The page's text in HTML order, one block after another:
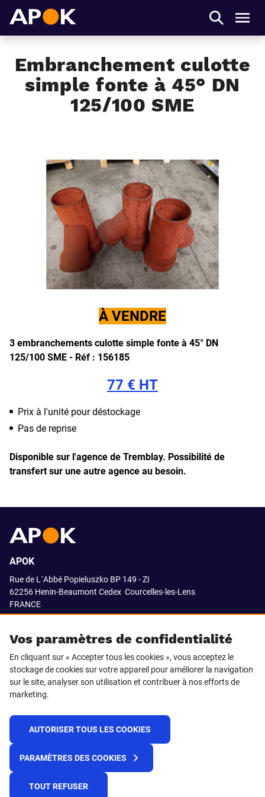
Embranchement culotte
simple fonte à 45° DN
125/100 SME
À VENDRE
3 embranchements culotte simple fonte à 45° DN
125/100 SME - Réf : 156185
77 € HT
Prix à l'unité pour déstockage
Pas de reprise
Disponible sur l'agence de Tremblay. Possibilité de
transfert sur une autre agence au besoin.
Vos paramètres de confidentialité
En cliquant sur « Accepter tous les cookies », vous acceptez le
stockage de cookies sur votre appareil pour améliorer la navigation
sur le site, analyser son utilisation et contribuer à nos efforts de
marketing.
AUTORISER TOUS LES COOKIES
PARAMÈTRES DES COOKIES
TOUT REFUSER
APOK
Rue de L´Abbé Popieluszko BP 149 - ZI
62256 Henin-Beaumont Cedex Courcelles-les-Lens
FRANCE
SUIVEZ-NOUS SUR
© 2021 APOK